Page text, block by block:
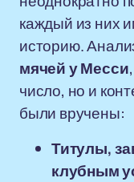
каждый из них
историю.
мячей у Месси
число, но и
были вручены:
Титулы,
клубным